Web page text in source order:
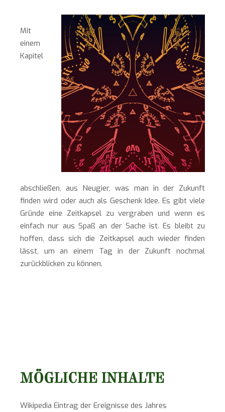
Mit
einem
Kapitel
abschließen, aus Neugier, was man in der Zukunft
finden wird oder auch als Geschenk Idee. Es gibt viele
Gründe eine Zeitkapsel zu vergraben und wenn es
einfach nur aus Spaß an der Sache ist. Es bleibt zu
hoffen, dass sich die Zeitkapsel auch wieder finden
lässt, um an einem Tag in der Zukunft nochmal
zurückblicken zu können.
MÖGLICHE INHALTE
Wikipedia Eintrag der Ereignisse des Jahres